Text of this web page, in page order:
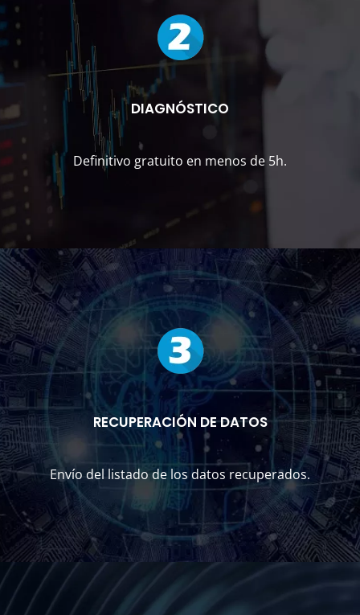
DIAGNÓSTICO
Definitivo gratuito en menos de 5h.
RECUPERACIÓN DE DATOS
Envío del listado de los datos recuperados.